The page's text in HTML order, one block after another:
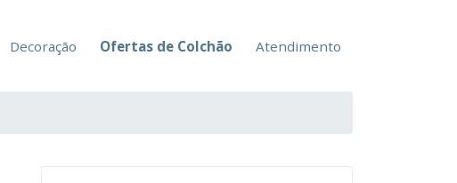
Decoração Ofertas de Colchão Atendimento